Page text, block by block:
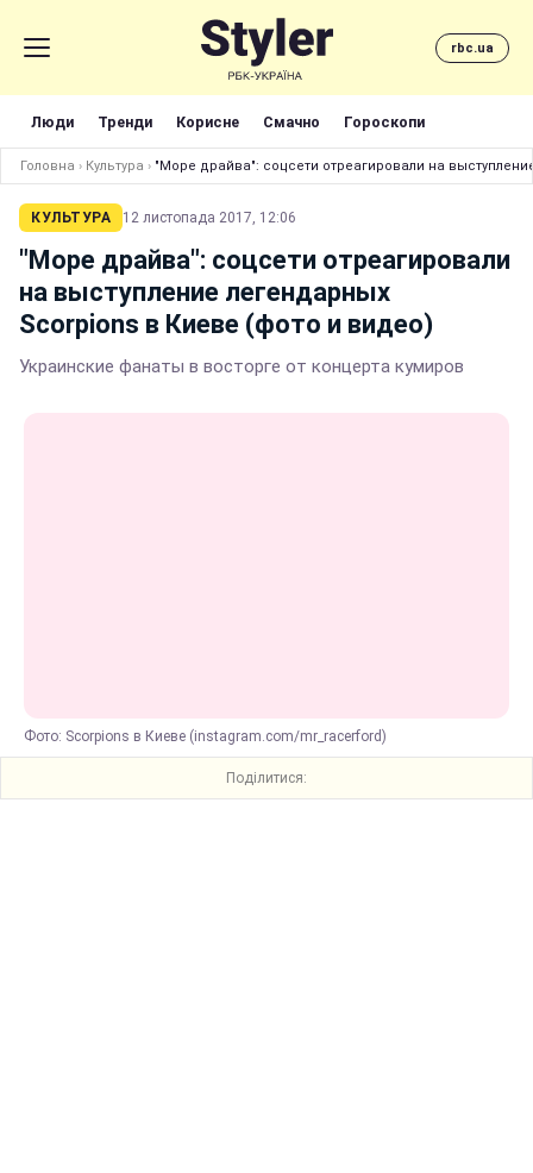
rbc.ua
Люди Тренди Корисне Смачно Гороскопи
Головна › Культура › "Море драйва": соцсети отреагировали на
КУЛЬТУРА 12 листопада 2017, 12:06
"Море драйва": соцсети отреагировали
на выступление легендарных
Scorpions в Киеве (фото и видео)
Украинские фанаты в восторге от концерта кумиров
Фото: Scorpions в Киеве (instagram.com/mr_racerford)
Поділитися: